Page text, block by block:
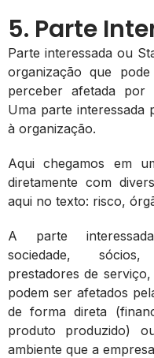
5. Parte
Parte interessada ou
organização que
perceber afetada por
Uma parte interessada
à organização.
Aqui chegamos em
diretamente com
aqui no texto: risco,
A parte
sociedade,
prestadores de
podem ser afetados
de forma direta
produto produzido)
ambiente que a